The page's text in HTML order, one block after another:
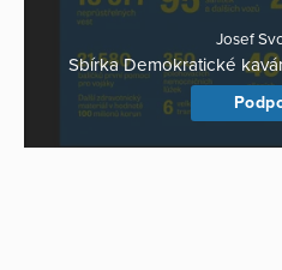
Josef
Sbírka Demokratické